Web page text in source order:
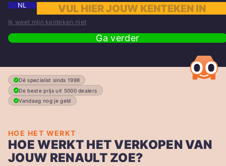
NL
Ik weet mijn kenteken niet
Ga verder
Dé specialist sinds 1998
De beste prijs uit 5000 dealers
Vandaag nog je geld
HOE HET WERKT
HOE WERKT HET VERKOPEN VAN
JOUW RENAULT ZOE?